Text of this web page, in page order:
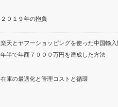
２０１９年の抱負
楽天とヤフーショッピングを使った中国輸入
年半で年商７０００万円を達成した方法
在庫の最適化と管理コストと循環